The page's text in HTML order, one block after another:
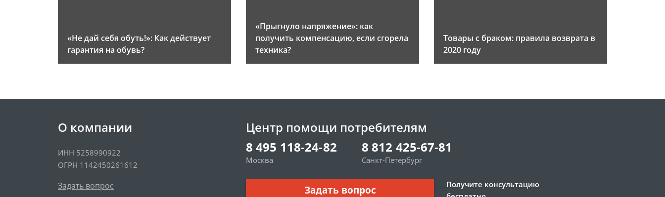
«Не дай себя обуть!»: Как действует
гарантия на обувь?
«Прыгнуло напряжение»: как
получить компенсацию, если сгорела
техника?
Товары с браком: правила возврата в
2020 году
О компании
ИНН 5258990922
ОГРН 1142450261612
Задать вопрос
Центр помощи потребителям
8 495 118-24-82
Москва
8 812 425-67-81
Санкт-Петербург
Задать вопрос
Получите консультацию